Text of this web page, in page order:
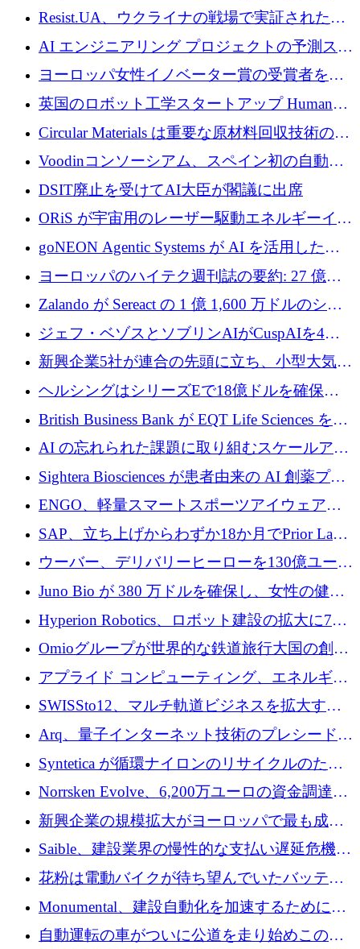
ッション製品インテリジェンス プラットフォ
ームを拡大するためにプレシードを調達
Resist.UA、ウクライナの戦場で実証された防
衛技術を拡大するために5,000万ユーロの欧州
基金を立ち上げる
AI エンジニアリング プロジェクトの予測スタ
ートアップ Cascade が a16z アクセラレータか
らの支援を獲得
ヨーロッパ女性イノベーター賞の受賞者を紹
介します
英国のロボット工学スタートアップ Humanoid
がシリーズ A 1 億 5,200 万ドルで評価額 13 億
5,000 万ドルに到達
Circular Materials は重要な原材料回収技術の拡
張に 1,180 万ユーロを確保
Voodinコンソーシアム、スペイン初の自動木
製ブレード工場の建設にEU補助金4,800万ユ
ーロを確保
DSIT廃止を受けてAI大臣が閣議に出席
ORiS が宇宙用のレーザー駆動エネルギーイン
フラの構築に 500 万ユーロを調達
goNEON Agentic Systems が AI を活用したイ
ンフラ計画を加速するために 16 万ユーロを確
ヨーロッパのハイテク週刊誌の要約: 27 億ユ
ーロを超える 60 以上のハイテク資金調達取引
Zalando が Sereact の 1 億 1,600 万ドルのシリ
ーズ B に参加し、AI を活用した倉庫自動化を
ジェフ・ベゾスとソブリンAIがCuspAIを4億
5,000万ドルの資金調達で支援
新興企業5社が連合の先頭に立ち、小型大気質
センサーをEUのクリーンエア政策の中心に据
ヘルシングはシリーズEで18億ドルを確保、
ウーバーはデリバリー・ヒーローを130億ユー
ロの契約で買収、レボルトは2027年に米国の
銀行を立ち上げる
British Business Bank が EQT Life Sciences を
2,500 万ユーロのコミットメントで支援
AI の忘れられた課題に取り組むスケールアッ
プを実現: カメラロール
Sightera Biosciences が患者由来の AI 創薬プラ
ットフォームを拡大するために 300 万ユーロ
のプレシードをクローズ
ENGO、軽量スマートスポーツアイウェアの
進歩のために510万ユーロを調達
SAP、立ち上げからわずか18か月でPrior Labs
を10億ユーロ以上の契約で買収
ウーバー、デリバリーヒーローを130億ユーロ
の契約で買収、99か国にまたがるプラットフ
ォームを構築
Juno Bio が 380 万ドルを確保し、女性の健康
専用の初のシーケンスラボを開設
Hyperion Robotics、ロボット建設の拡大に740
万ドルを確保
Omioグループが世界的な鉄道旅行大国の創設
を目指してRail Europeを買収
アプライド コンピューティング、エネルギー
向け基盤 AI の拡張に 2,000 万ドルを調達
SWISSto12、マルチ軌道ビジネスを拡大する
ためにシリーズCで7,000万ドルを調達
Arq、量子インターネット技術のプレシードと
して140万ドルを確保
Syntetica が循環ナイロンのリサイクルのため
にシリーズ A で 3,000 万ドルを調達
Norrsken Evolve、6,200万ユーロの資金調達
後、アムステルダムに根を張る
新興企業の規模拡大がヨーロッパで最も成功
した創業者を生み出す、アントラー氏が発見
Saible、建設業界の慢性的な支払い遅延危機に
対処するために 290 万ポンドを調達
花粉は電動バイクが待ち望んでいたバッテリ
ー交換ネットワークを構築している
Monumental、建設自動化を加速するためにシ
リーズ B で 3,200 万ドルを確保
自動運転の車がついに公道を走り始めこの国